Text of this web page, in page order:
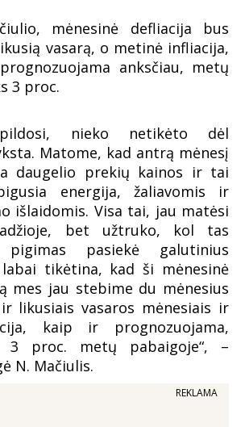
mėnesinė defliacija bus
vasarą, o metinė infliacija,
anksčiau, metų
3 proc.
pildosi, nieko netikėto dėl
Matome, kad antrą mėnesį
daugelio prekių kainos ir tai
energija, žaliavomis ir
išlaidomis. Visa tai, jau matėsi
bet užtruko, kol tas
pigimas pasiekė galutinius
tikėtina, kad ši mėnesinė
mes jau stebime du mėnesius
likusiais vasaros mėnesiais ir
kaip ir prognozuojama,
3 proc. metų pabaigoje“, –
N. Mačiulis.
REKLAMA